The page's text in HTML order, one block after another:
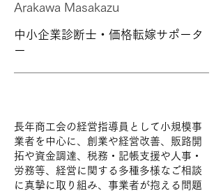
Arakawa Masakazu
中小企業診断士・価格転嫁サポータ
ー
長年商工会の経営指導員として小規模事
業者を中心に、創業や経営改善、販路開
拓や資金調達、税務・記帳支援や人事・
労務等、経営に関する多種多様なご相談
に真摯に取り組み、事業者が抱える問題